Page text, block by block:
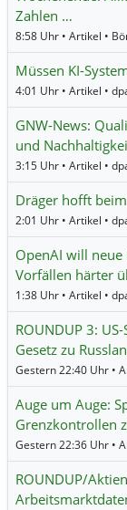
Zahlen …
8:58 Uhr • Artikel •
Müssen KI-
4:01 Uhr • Artikel •
GNW-News:
und
3:15 Uhr • Artikel •
Dräger hofft
2:01 Uhr • Artikel •
OpenAI will neue
Vorfällen härter
1:38 Uhr • Artikel •
ROUNDUP 3:
Gesetz zu
Gestern 22:40 Uhr •
Auge um Auge:
Grenzkontrollen
Gestern 22:36 Uhr •
ROUNDUP/